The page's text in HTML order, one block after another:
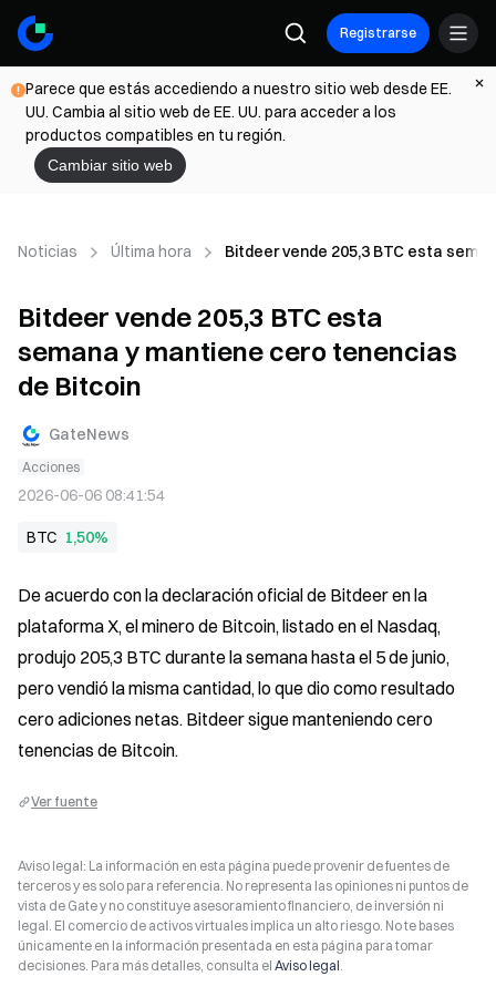
Registrarse
Parece que estás accediendo a nuestro sitio web desde EE.
UU. Cambia al sitio web de EE. UU. para acceder a los
productos compatibles en tu región.
Cambiar sitio web
Noticias Última hora Bitdeer vende 205,3 BTC esta
Bitdeer vende 205,3 BTC esta
semana y mantiene cero tenencias
de Bitcoin
GateNews
Acciones
2026-06-06 08:41:54
BTC 1,50%
De acuerdo con la declaración oficial de Bitdeer en la
plataforma X, el minero de Bitcoin, listado en el Nasdaq,
produjo 205,3 BTC durante la semana hasta el 5 de junio,
pero vendió la misma cantidad, lo que dio como resultado
cero adiciones netas. Bitdeer sigue manteniendo cero
tenencias de Bitcoin.
Ver fuente
Aviso legal: La información en esta página puede provenir de fuentes de
terceros y es solo para referencia. No representa las opiniones ni puntos de
vista de Gate y no constituye asesoramiento financiero, de inversión ni
legal. El comercio de activos virtuales implica un alto riesgo. No te bases
únicamente en la información presentada en esta página para tomar
decisiones. Para más detalles, consulta el Aviso legal.